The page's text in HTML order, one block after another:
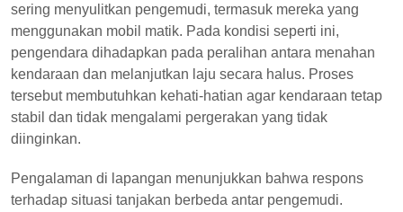
sering menyulitkan pengemudi, termasuk mereka yang
menggunakan mobil matik. Pada kondisi seperti ini,
pengendara dihadapkan pada peralihan antara menahan
kendaraan dan melanjutkan laju secara halus. Proses
tersebut membutuhkan kehati-hatian agar kendaraan tetap
stabil dan tidak mengalami pergerakan yang tidak
diinginkan.
Pengalaman di lapangan menunjukkan bahwa respons
terhadap situasi tanjakan berbeda antar pengemudi.